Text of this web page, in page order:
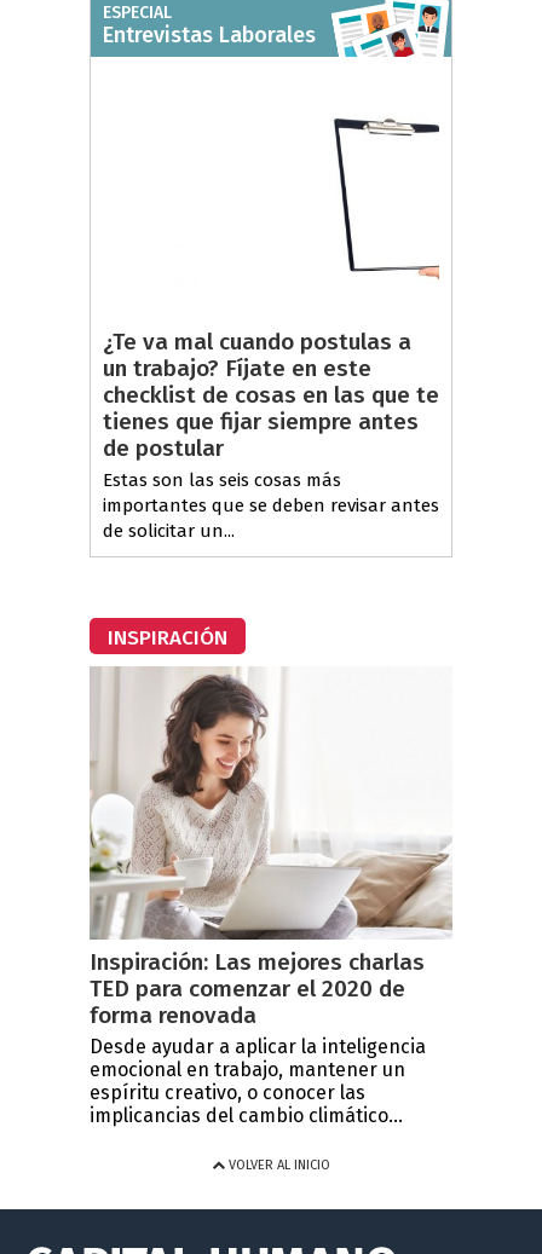
ESPECIAL
Entrevistas Laborales
¿Te va mal cuando postulas a
un trabajo? Fíjate en este
checklist de cosas en las que te
tienes que fijar siempre antes
de postular
Estas son las seis cosas más
importantes que se deben revisar antes
de solicitar un...
INSPIRACIÓN
Inspiración: Las mejores charlas
TED para comenzar el 2020 de
forma renovada
Desde ayudar a aplicar la inteligencia
emocional en trabajo, mantener un
espíritu creativo, o conocer las
implicancias del cambio climático...
VOLVER AL INICIO